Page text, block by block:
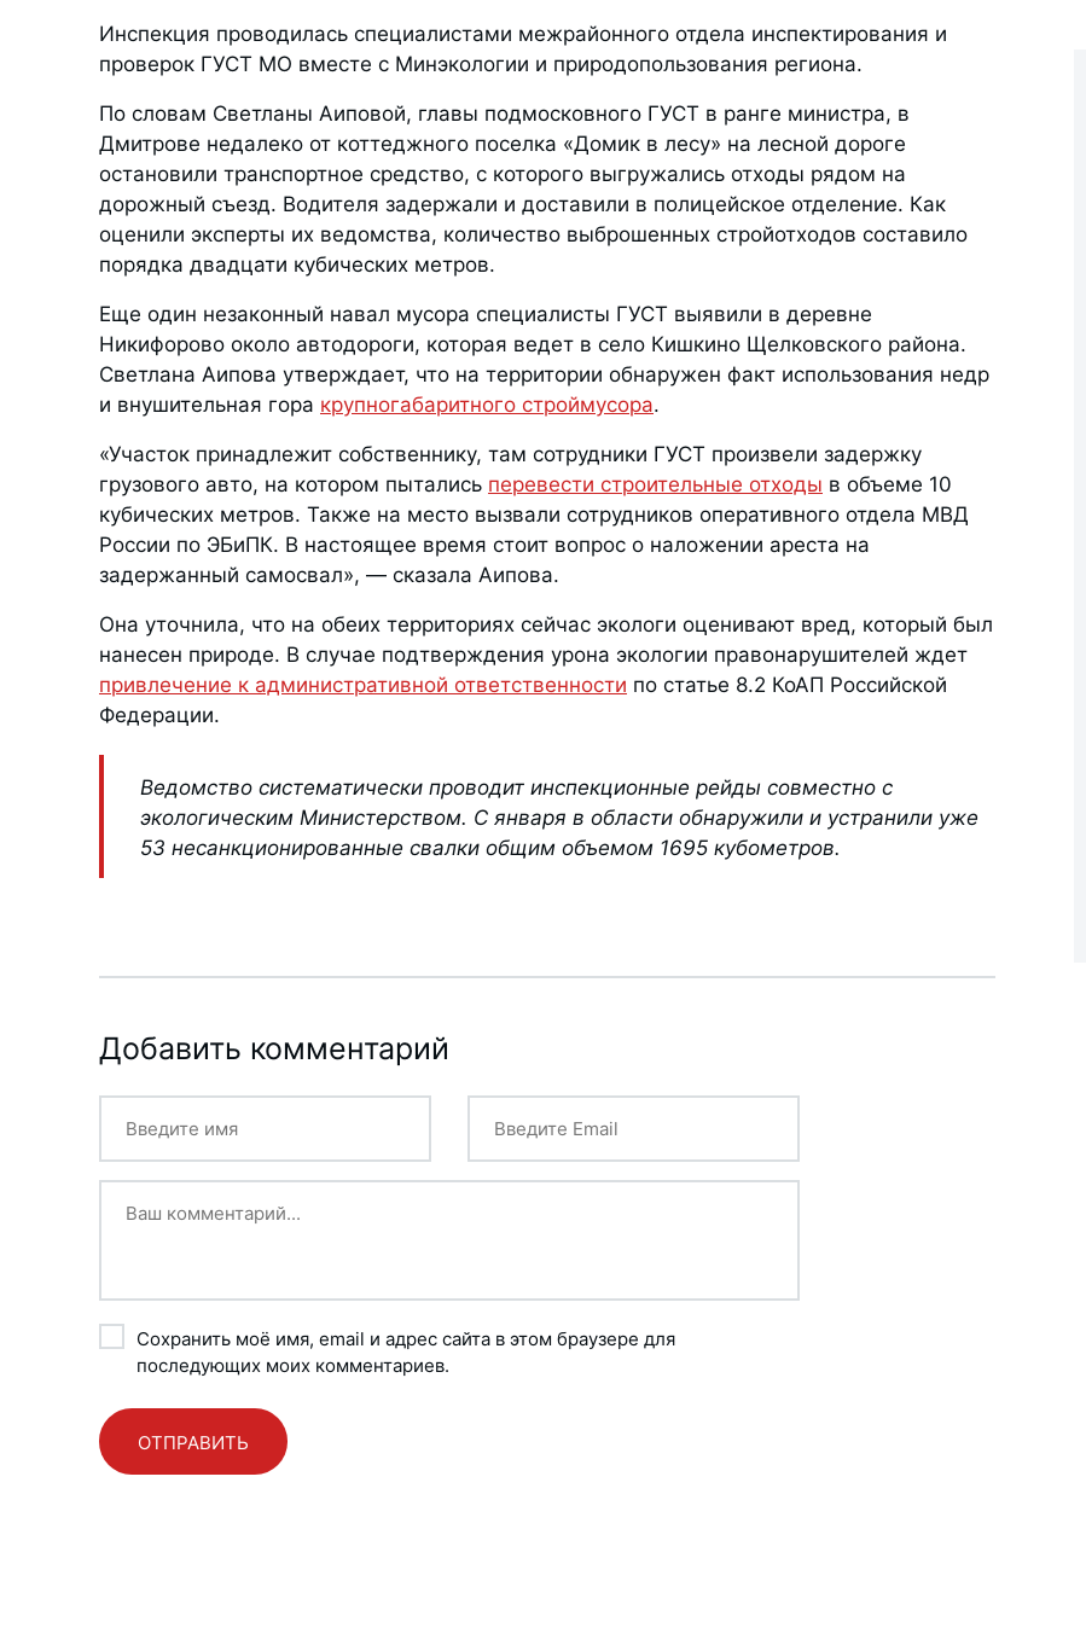
Инспекция проводилась специалистами межрайонного отдела инспектирования и
проверок ГУСТ МО вместе с Минэкологии и природопользования региона.
По словам Светланы Аиповой, главы подмосковного ГУСТ в ранге министра, в
Дмитрове недалеко от коттеджного поселка «Домик в лесу» на лесной дороге
остановили транспортное средство, с которого выгружались отходы рядом на
дорожный съезд. Водителя задержали и доставили в полицейское отделение. Как
оценили эксперты их ведомства, количество выброшенных стройотходов составило
порядка двадцати кубических метров.
Еще один незаконный навал мусора специалисты ГУСТ выявили в деревне
Никифорово около автодороги, которая ведет в село Кишкино Щелковского района.
Светлана Аипова утверждает, что на территории обнаружен факт использования недр
и внушительная гора крупногабаритного строймусора.
«Участок принадлежит собственнику, там сотрудники ГУСТ произвели задержку
грузового авто, на котором пытались перевести строительные отходы в объеме 10
кубических метров. Также на место вызвали сотрудников оперативного отдела МВД
России по ЭБиПК. В настоящее время стоит вопрос о наложении ареста на
задержанный самосвал», — сказала Аипова.
Она уточнила, что на обеих территориях сейчас экологи оценивают вред, который был
нанесен природе. В случае подтверждения урона экологии правонарушителей ждет
привлечение к административной ответственности по статье 8.2 КоАП Российской
Федерации.
Ведомство систематически проводит инспекционные рейды совместно с
экологическим Министерством. С января в области обнаружили и устранили уже
53 несанкционированные свалки общим объемом 1695 кубометров.
Добавить комментарий
Сохранить моё имя, email и адрес сайта в этом браузере для
последующих моих комментариев.